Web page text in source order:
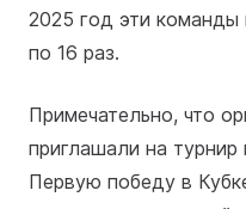
2025 год эти
по 16 раз.
Примечательно, что
приглашали на
Первую победу в